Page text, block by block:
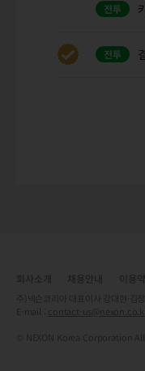
contact-us@nexon.co.kr
© NEXON Korea Corporation All